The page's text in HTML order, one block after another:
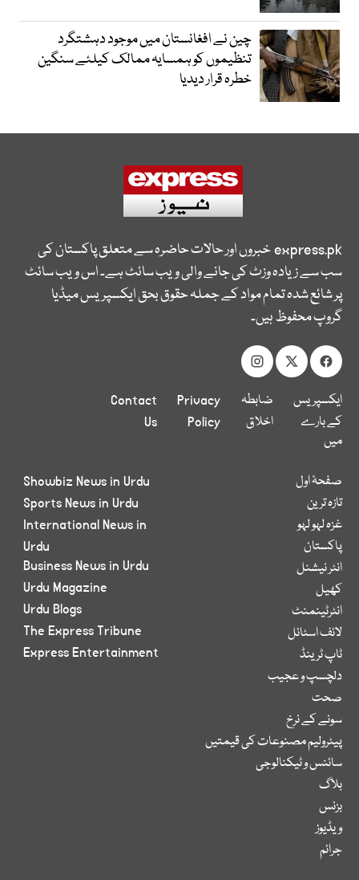
چین نے افغانستان میں موجود دہشتگرد
تنظیموں کو ہمسایہ ممالک کیلئے سنگین
خطرہ قرار دیدیا
express.pkخبروں اور حالات حاضرہ سے متعلق پاکستان کی
سب سے زیادہ وزٹ کی جانے والی ویب سائٹ ہے۔ اس ویب سائٹ
پر شائع شدہ تمام مواد کے جملہ حقوق بحق ایکسپریس میڈیا
گروپ محفوظ ہیں۔
ایکسپریس
کے بارے
میں
ضابطہ
اخلاق
Privacy
Policy
Contact
Us
صفحۂ اول
تازہ ترین
غزہ لہو لہو
پاکستان
انٹر نیشنل
کھیل
انٹرٹینمنٹ
لائف اسٹائل
ٹاپ ٹرینڈ
دلچسپ و عجیب
صحت
سونے کے نرخ
پیٹرولیم مصنوعات کی قیمتیں
سائنس و ٹیکنالوجی
بلاگ
بزنس
ویڈیوز
جرائم
Showbiz News in Urdu
Sports News in Urdu
International News in
Urdu
Business News in Urdu
Urdu Magazine
Urdu Blogs
The Express Tribune
Express Entertainment